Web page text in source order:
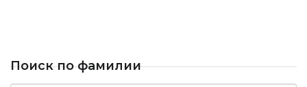
Поиск по фамилии